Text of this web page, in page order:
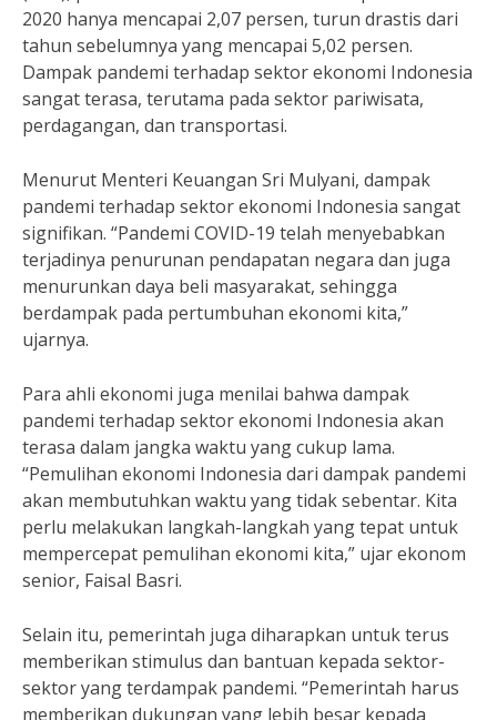
2020 hanya mencapai 2,07 persen, turun drastis dari
tahun sebelumnya yang mencapai 5,02 persen.
Dampak pandemi terhadap sektor ekonomi Indonesia
sangat terasa, terutama pada sektor pariwisata,
perdagangan, dan transportasi.
Menurut Menteri Keuangan Sri Mulyani, dampak
pandemi terhadap sektor ekonomi Indonesia sangat
signifikan. “Pandemi COVID-19 telah menyebabkan
terjadinya penurunan pendapatan negara dan juga
menurunkan daya beli masyarakat, sehingga
berdampak pada pertumbuhan ekonomi kita,”
ujarnya.
Para ahli ekonomi juga menilai bahwa dampak
pandemi terhadap sektor ekonomi Indonesia akan
terasa dalam jangka waktu yang cukup lama.
“Pemulihan ekonomi Indonesia dari dampak pandemi
akan membutuhkan waktu yang tidak sebentar. Kita
perlu melakukan langkah-langkah yang tepat untuk
mempercepat pemulihan ekonomi kita,” ujar ekonom
senior, Faisal Basri.
Selain itu, pemerintah juga diharapkan untuk terus
memberikan stimulus dan bantuan kepada sektor-
sektor yang terdampak pandemi. “Pemerintah harus
memberikan dukungan yang lebih besar kepada